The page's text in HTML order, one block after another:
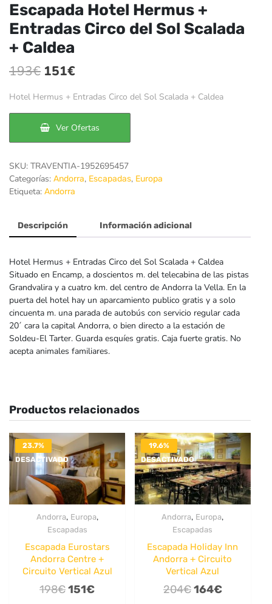
Escapada Hotel Hermus +
Entradas Circo del Sol Scalada
+ Caldea
193€ El
precio
era:
193€.
151€
precio
es:
151€.
Hotel Hermus + Entradas Circo del Sol Scalada + Caldea
Ver Ofertas
SKU: TRAVENTIA-1952695457
Categorías: Andorra, Escapadas, Europa
Etiqueta: Andorra
Descripción Información adicional
Hotel Hermus + Entradas Circo del Sol Scalada + Caldea
Situado en Encamp, a doscientos m. del telecabina de las pistas
Grandvalira y a cuatro km. del centro de Andorra la Vella. En la
puerta del hotel hay un aparcamiento publico gratis y a solo
cincuenta m. una parada de autobús con servicio regular cada
20´ cara la capital Andorra, o bien directo a la estación de
Soldeu-El Tarter. Guarda esquíes gratis. Caja fuerte gratis. No
acepta animales familiares.
Productos relacionados
23.7%
DESACTIVADO
Andorra, Europa,
Escapadas
Escapada Eurostars
Andorra Centre +
Circuito Vertical Azul
198€El
151€El
19.6%
DESACTIVADO
Andorra, Europa,
Escapadas
Escapada Holiday Inn
Andorra + Circuito
Vertical Azul
204€El
164€El